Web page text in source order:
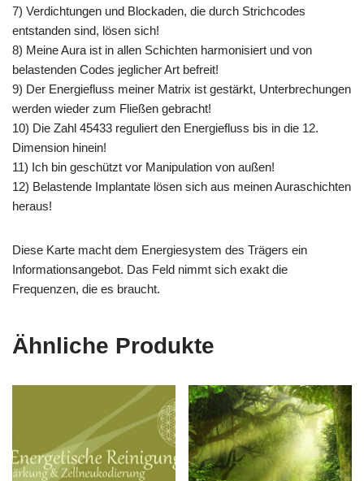
7) Verdichtungen und Blockaden, die durch Strichcodes
entstanden sind, lösen sich!
8) Meine Aura ist in allen Schichten harmonisiert und von
belastenden Codes jeglicher Art befreit!
9) Der Energiefluss meiner Matrix ist gestärkt, Unterbrechungen
werden wieder zum Fließen gebracht!
10) Die Zahl 45433 reguliert den Energiefluss bis in die 12.
Dimension hinein!
11) Ich bin geschützt vor Manipulation von außen!
12) Belastende Implantate lösen sich aus meinen Auraschichten
heraus!
Diese Karte macht dem Energiesystem des Trägers ein
Informationsangebot. Das Feld nimmt sich exakt die
Frequenzen, die es braucht.
Ähnliche Produkte